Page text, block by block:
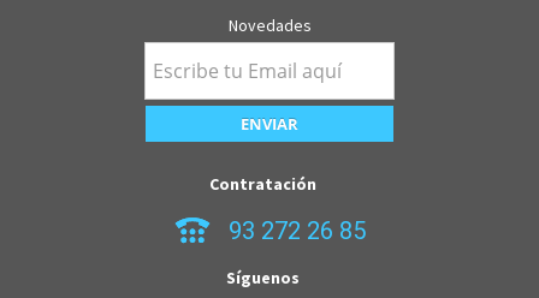
Novedades
Contratación
93 272 26 85
Síguenos